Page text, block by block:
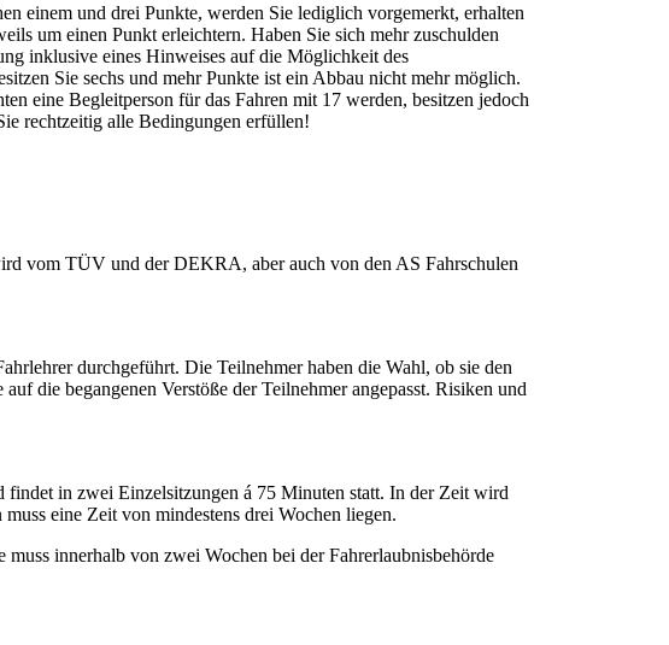
einem und drei Punkte, werden Sie lediglich vorgemerkt, erhalten
um einen Punkt erleichtern. Haben Sie sich mehr zuschulden
inklusive eines Hinweises auf die Möglichkeit des
Sie sechs und mehr Punkte ist ein Abbau nicht mehr möglich.
eine Begleitperson für das Fahren mit 17 werden, besitzen jedoch
rechtzeitig alle Bedingungen erfüllen!
vom TÜV und der DEKRA, aber auch von den AS Fahrschulen
durchgeführt. Die Teilnehmer haben die Wahl, ob sie den
die begangenen Verstöße der Teilnehmer angepasst. Risiken und
findet in zwei Einzelsitzungen á 75 Minuten statt. In der Zeit wird
eine Zeit von mindestens drei Wochen liegen.
innerhalb von zwei Wochen bei der Fahrerlaubnisbehörde